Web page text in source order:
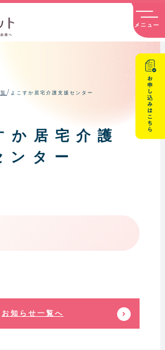
/ よこすか居宅介護支援センター
か居宅介護
ンター
お知らせ一覧へ